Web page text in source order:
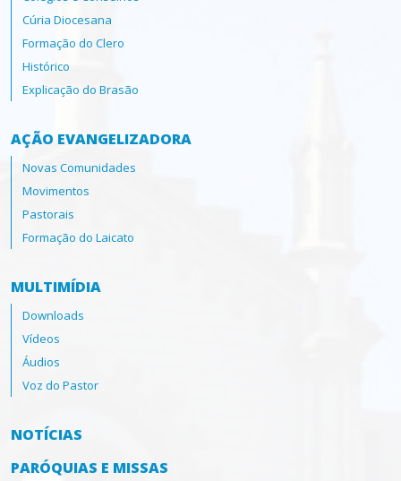
Cúria Diocesana
Formação do Clero
Histórico
Explicação do Brasão
AÇÃO EVANGELIZADORA
Novas Comunidades
Movimentos
Pastorais
Formação do Laicato
MULTIMÍDIA
Downloads
Vídeos
Áudios
Voz do Pastor
NOTÍCIAS
PARÓQUIAS E MISSAS